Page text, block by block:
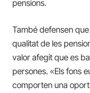
pensions.
També defensen
qualitat de les
valor afegit que es
persones. «Els fons
comporten una